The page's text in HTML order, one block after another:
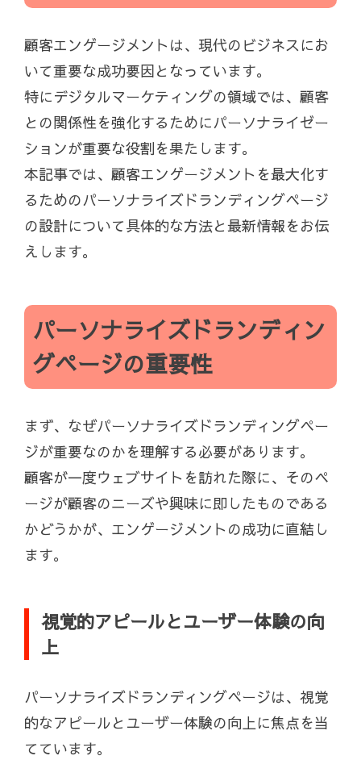
顧客エンゲージメントは、現代のビジネスにお
いて重要な成功要因となっています。
特にデジタルマーケティングの領域では、顧客
との関係性を強化するためにパーソナライゼー
ションが重要な役割を果たします。
本記事では、顧客エンゲージメントを最大化す
るためのパーソナライズドランディングページ
の設計について具体的な方法と最新情報をお伝
えします。
パーソナライズドランディン
グページの重要性
まず、なぜパーソナライズドランディングペー
ジが重要なのかを理解する必要があります。
顧客が一度ウェブサイトを訪れた際に、そのペ
ージが顧客のニーズや興味に即したものである
かどうかが、エンゲージメントの成功に直結し
ます。
視覚的アピールとユーザー体験の向
上
パーソナライズドランディングページは、視覚
的なアピールとユーザー体験の向上に焦点を当
てています。